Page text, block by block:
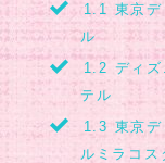
1.1 東京
ル
1.2 ディ
テル
1.3 東京
ルミラコス